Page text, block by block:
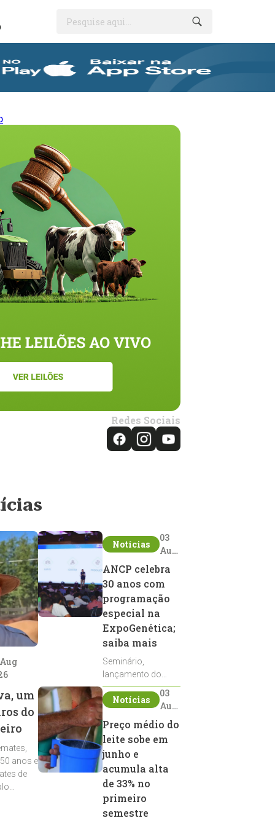
Pesquise aqui...
Redes Sociais
um
do
anos e
de
Notícias
03
Aug
ANCP celebra
30 anos com
programação
especial na
ExpoGenética;
saiba mais
Seminário,
lançamento do
Sumário de Touros,
debates, podcast,
reprodutores e
homenagens
integram a
programação da
entidade durante a
ExpoGenética 2026
Notícias
03
Aug
2026
Preço médio do
leite sobe em
junho e
acumula alta
de 33% no
primeiro
semestre